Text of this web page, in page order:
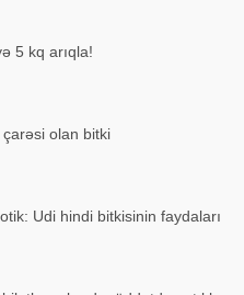
5 kq arıqla!
olan bitki
Udi hindi bitkisinin faydaları